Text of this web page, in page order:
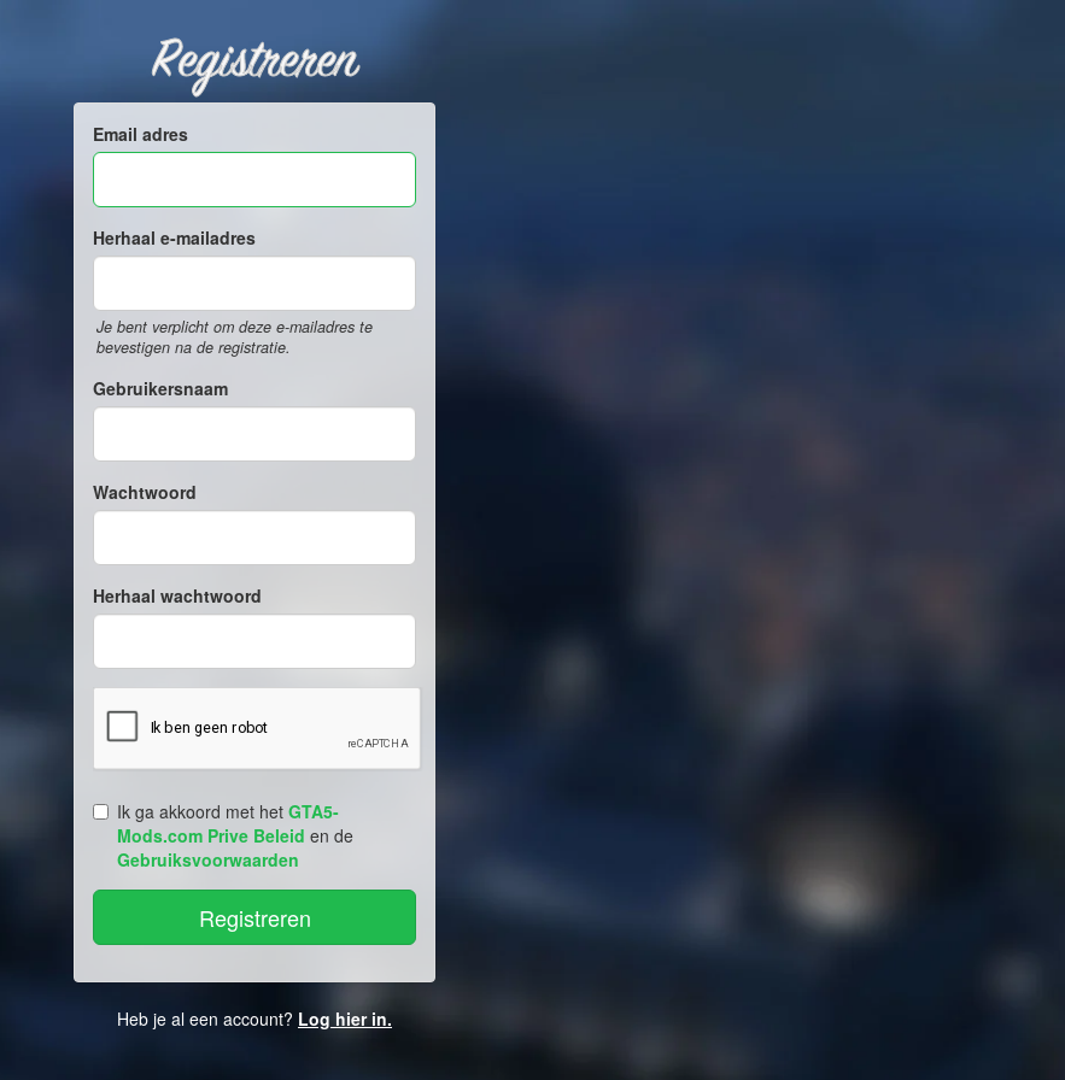
Registreren
Email adres
Herhaal e-mailadres
Je bent verplicht om deze e-mailadres te
bevestigen na de registratie.
Gebruikersnaam
Wachtwoord
Herhaal wachtwoord
Ik ga akkoord met het GTA5-
Mods.com Prive Beleid en de
Gebruiksvoorwaarden
Heb je al een account? Log hier in.